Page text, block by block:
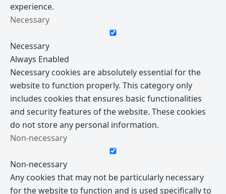
experience.
Necessary
Necessary
Always Enabled
Necessary cookies are absolutely essential for the
website to function properly. This category only
includes cookies that ensures basic functionalities
and security features of the website. These cookies
do not store any personal information.
Non-necessary
Non-necessary
Any cookies that may not be particularly necessary
for the website to function and is used specifically to